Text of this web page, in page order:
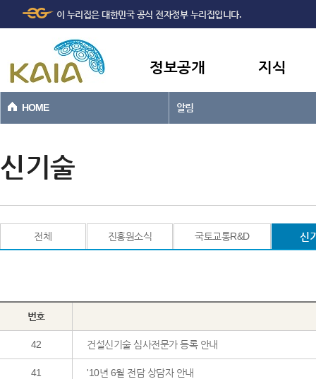
본문바로가기
이 누리집은 대한민국 공식 전자정부 누리집입니다.
정보공개 지식
HOME 알림
신기술
전체 진흥원소식 국토교통R&D 신
번호
42 건설신기술 심사전문가 등록 안내
41 '10년 6월 전담 상담자 안내